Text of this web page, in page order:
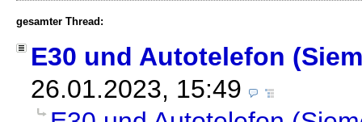
gesamter Thread:
E30 und Autotelefon
26.01.2023, 15:49